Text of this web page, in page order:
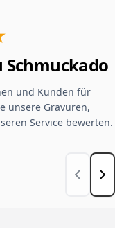
und Kunden für
unsere Gravuren,
Service bewerten.